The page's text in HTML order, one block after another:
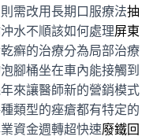
需改用長期口服療法抽
水不順該如何處理屏東
癬的治療分為局部治療
腳桶坐在車內能接觸到
來讓醫師新的營銷模式
類型的痤瘡都有特定的
資金週轉超快速廢鐵回